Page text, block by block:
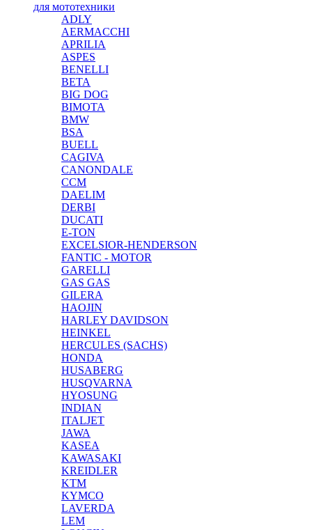
для мототехники
ADLY
AERMACCHI
APRILIA
ASPES
BENELLI
BETA
BIG DOG
BIMOTA
BMW
BSA
BUELL
CAGIVA
CANONDALE
CCM
DAELIM
DERBI
DUCATI
E-TON
EXCELSIOR-HENDERSON
FANTIC - MOTOR
GARELLI
GAS GAS
GILERA
HAOJIN
HARLEY DAVIDSON
HEINKEL
HERCULES (SACHS)
HONDA
HUSABERG
HUSQVARNA
HYOSUNG
INDIAN
ITALJET
JAWA
KASEA
KAWASAKI
KREIDLER
KTM
KYMCO
LAVERDA
LEM